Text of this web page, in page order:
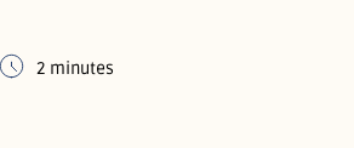
2 minutes